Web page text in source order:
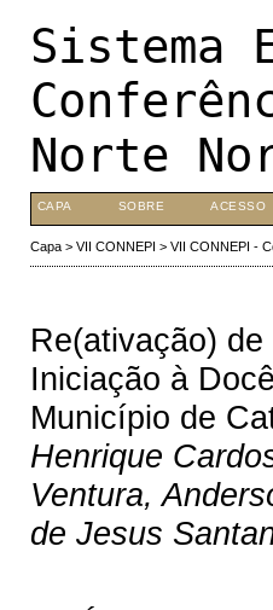
Sistema
Norte
CAPA SOBRE ACESSO
Capa> VII CONNEPI > VII CONNEPI -
Re(ativação)
Iniciação à
Município de
Henrique
Ventura,
de Jesus